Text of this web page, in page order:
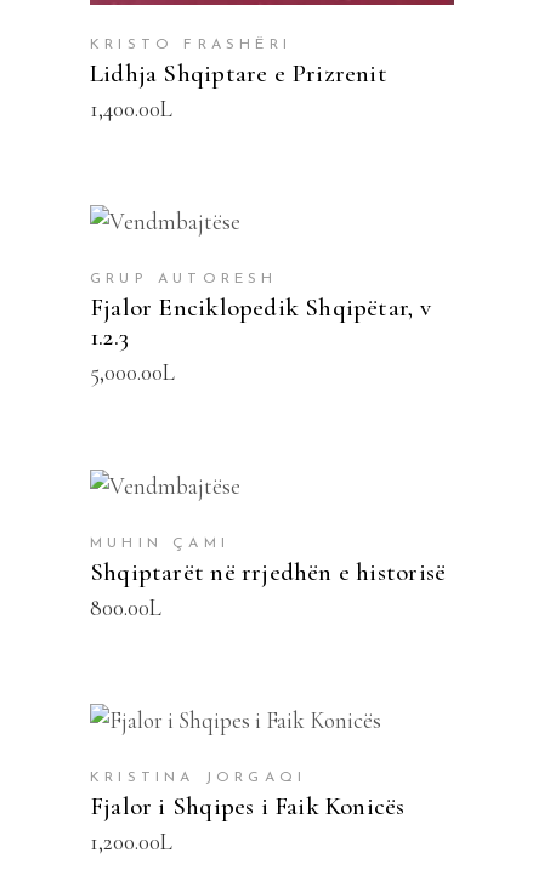
KRISTO FRASHËRI
Lidhja Shqiptare e Prizrenit
1,400.00L
SHTOJE NË SHPORTË
GRUP AUTORESH
Fjalor Enciklopedik Shqipëtar, v
1.2.3
5,000.00L
SHTOJE NË SHPORTË
MUHIN ÇAMI
Shqiptarët në rrjedhën e historisë
800.00L
SHTOJE NË SHPORTË
KRISTINA JORGAQI
Fjalor i Shqipes i Faik Konicës
1,200.00L